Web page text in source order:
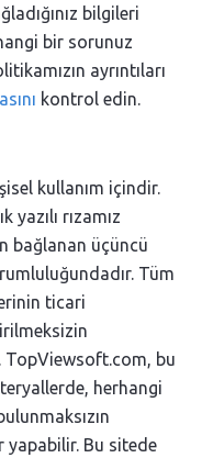
bilgileri
bir sorunuz
ayrıntıları
kontrol edin.
kullanım içindir.
rızamız
bağlanan üçüncü
Tüm
ticari
TopViewsoft.com, bu
herhangi
yapabilir. Bu sitede